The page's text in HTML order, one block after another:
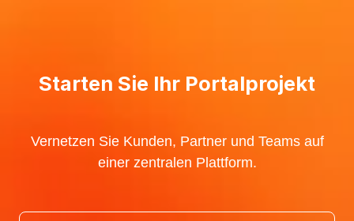
Starten Sie Ihr Portalprojekt
Vernetzen Sie Kunden, Partner und Teams auf
einer zentralen Plattform.